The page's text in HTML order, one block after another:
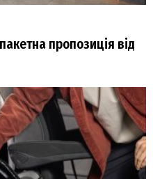
пропозиція від